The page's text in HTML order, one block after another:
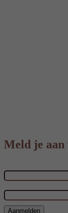
Meld je aan
Aanmelden